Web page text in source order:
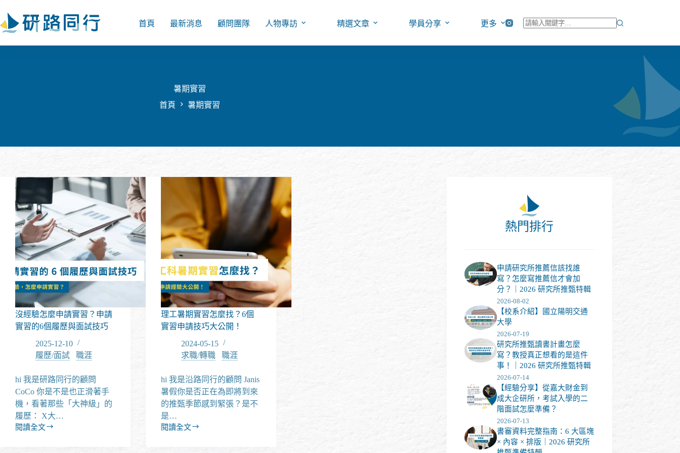
至
主
首頁 最新消息 顧問團隊 人物專訪 精選文章 學員分享
更多
不
暑期實習
首頁
暑期實習
沒經驗怎麼申請實習？申請
實習的6個履歷與面試技巧
2025-12-10
履歷/面試
職涯
hi 我是研路同行的顧問
CoCo 你是不是也正滑著手
機，看著那些「大神級」的
履歷： X大…
閱讀全文
沒
理工暑期實習怎麼找？6個
實習申請技巧大公開！
2024-05-15
求職/轉職 /職涯
hi 我是沿路同行的顧問 Janis
暑假你是否正在為即將到來
的推甄季節感到緊張？是不
是…
閱讀全文
理
熱門排行
申請研究所推薦信該找誰
寫？怎麼寫推薦信才會加
分？｜2026 研究所推甄特輯
2026-08-02
【校系介紹】國立陽明交通
大學
2026-07-19
研究所推甄讀書計畫怎麼
寫？教授真正想看的是這件
事！｜2026 研究所推甄特輯
2026-07-14
【經驗分享】從嘉大財金到
成大企研所，考試入學的二
階面試怎麼準備？
2026-07-13
書審資料完整指南：6 大區塊
× 內容 × 排版｜2026 研究所